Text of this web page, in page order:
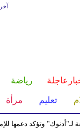
آخر
رياضة
تعليم مرأة
وتؤكد دعمها للإمارات